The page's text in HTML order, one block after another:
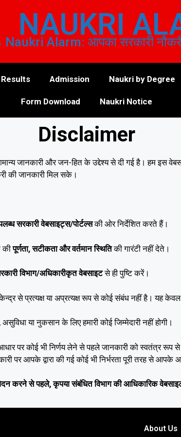
NAUKRI
Naukri Alarm: आपका सरकारी
Results Admission Naukri by Degree
Form Download Naukri Notice
Disclaimer
जानकारी और जन-हित के उद्देश्य से दी गई है। हम इस
की जानकारी मिल सके।
सरकारी वेबसाइट्स/पोर्टल्सकी ओर निर्देशित करते हैं।
कीपूर्णता, सटीकता और वर्तमान स्थितिकी गारंटी नहीं देते।
विभाग/अधिकारीकृत वेबसाइटसे ही पुष्टि करें।
से प्रत्यक्ष या अप्रत्यक्ष रूप से कोई संबंध नहीं है। यह
या नुकसान के लिए हमारी कोई जिम्मेदारी नहीं होगी।
पर कोई भी निर्णय लेने से पहले जानकारी को स्वतंत्र रूप
पर आपके द्वारा की गई कोई भी निर्भरता पूरी तरह से आपके
करने से पहले, कृपया संबंधित विभाग की आधिकारिक
About Us